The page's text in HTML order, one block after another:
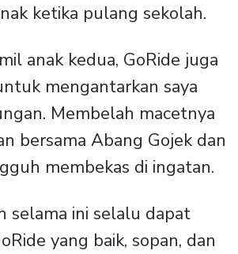
ketika pulang sekolah.
anak kedua, GoRide juga
mengantarkan saya
Membelah macetnya
bersama Abang Gojek dan
membekas di ingatan.
selama ini selalu dapat
yang baik, sopan, dan